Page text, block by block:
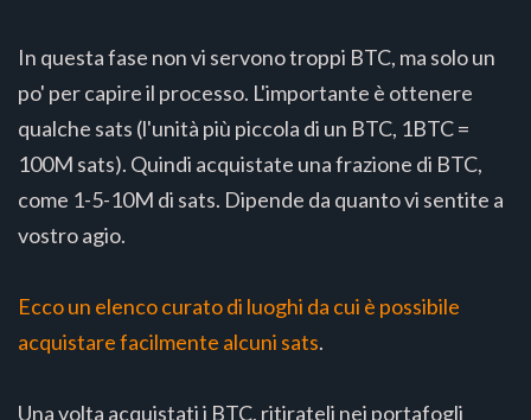
In questa fase non vi servono troppi BTC, ma solo un
po' per capire il processo. L'importante è ottenere
qualche sats (l'unità più piccola di un BTC, 1BTC =
100M sats). Quindi acquistate una frazione di BTC,
come 1-5-10M di sats. Dipende da quanto vi sentite a
vostro agio.
Ecco un elenco curato di luoghi da cui è possibile
acquistare facilmente alcuni sats.
Una volta acquistati i BTC, ritirateli nei portafogli